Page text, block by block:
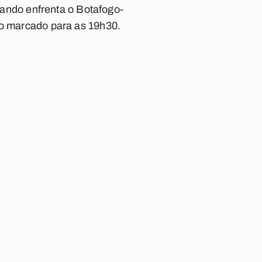
enfrenta o Botafogo-
marcado para as 19h30.